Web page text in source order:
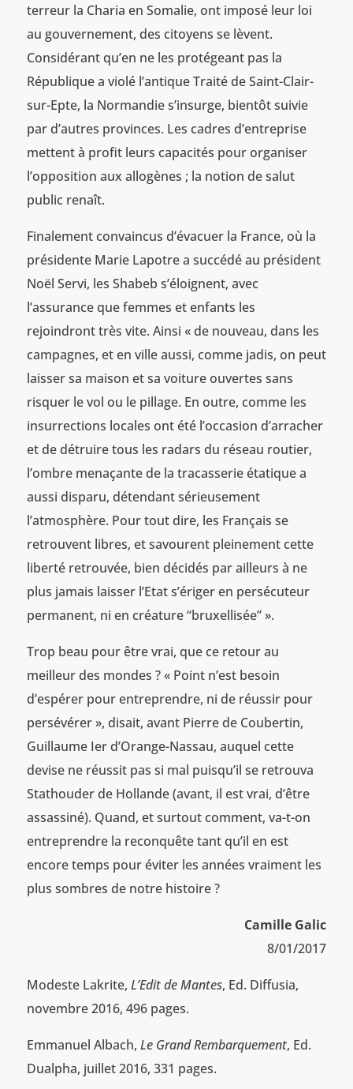
terreur la Charia en Somalie, ont imposé leur loi
au gouvernement, des citoyens se lèvent.
Considérant qu’en ne les protégeant pas la
République a violé l’antique Traité de Saint-Clair-
sur-Epte, la Normandie s’insurge, bientôt suivie
par d’autres provinces. Les cadres d’entreprise
mettent à profit leurs capacités pour organiser
l’opposition aux allogènes ; la notion de salut
public renaît.
Finalement convaincus d’évacuer la France, où la
présidente Marie Lapotre a succédé au président
Noël Servi, les Shabeb s’éloignent, avec
l’assurance que femmes et enfants les
rejoindront très vite. Ainsi « de nouveau, dans les
campagnes, et en ville aussi, comme jadis, on peut
laisser sa maison et sa voiture ouvertes sans
risquer le vol ou le pillage. En outre, comme les
insurrections locales ont été l’occasion d’arracher
et de détruire tous les radars du réseau routier,
l’ombre menaçante de la tracasserie étatique a
aussi disparu, détendant sérieusement
l’atmosphère. Pour tout dire, les Français se
retrouvent libres, et savourent pleinement cette
liberté retrouvée, bien décidés par ailleurs à ne
plus jamais laisser l’Etat s’ériger en persécuteur
permanent, ni en créature “bruxellisée” ».
Trop beau pour être vrai, que ce retour au
meilleur des mondes ? « Point n’est besoin
d’espérer pour entreprendre, ni de réussir pour
persévérer », disait, avant Pierre de Coubertin,
Guillaume Ier d’Orange-Nassau, auquel cette
devise ne réussit pas si mal puisqu’il se retrouva
Stathouder de Hollande (avant, il est vrai, d’être
assassiné). Quand, et surtout comment, va-t-on
entreprendre la reconquête tant qu’il en est
encore temps pour éviter les années vraiment les
plus sombres de notre histoire ?
Camille Galic
8/01/2017
Modeste Lakrite, L’Edit de Mantes, Ed. Diffusia,
novembre 2016, 496 pages.
Emmanuel Albach, Le Grand Rembarquement, Ed.
Dualpha, juillet 2016, 331 pages.